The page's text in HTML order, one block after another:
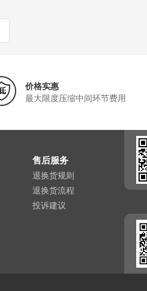
价格实惠
最大限度压缩中间环节费用
售后服务
退换货规则
退换货流程
投诉建议